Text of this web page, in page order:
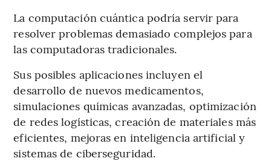
La computación cuántica podría servir para
resolver problemas demasiado complejos para
las computadoras tradicionales.
Sus posibles aplicaciones incluyen el
desarrollo de nuevos medicamentos,
simulaciones químicas avanzadas, optimización
de redes logísticas, creación de materiales más
eficientes, mejoras en inteligencia artificial y
sistemas de ciberseguridad.